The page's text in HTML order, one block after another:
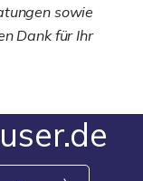
sowie
Dank für Ihr